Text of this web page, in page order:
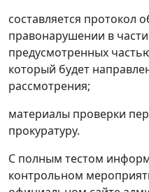
составляется протокол
правонарушении в
предусмотренных
который будет
рассмотрения;
материалы проверки
прокуратуру.
С полным тестом
контрольном